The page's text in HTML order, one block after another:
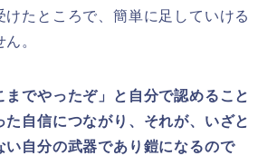
けたところで、簡単に足していける
。
までやったぞ」と自分で認めること
た自信につながり、それが、いざと
い自分の武器であり鎧になるので